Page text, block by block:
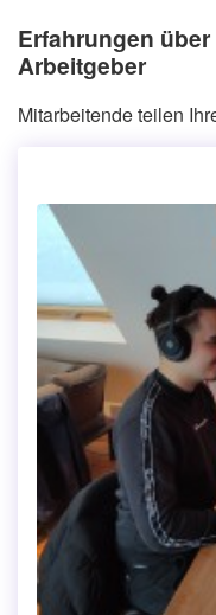
Erfahrungen
Arbeitgeber
Mitarbeitende teilen